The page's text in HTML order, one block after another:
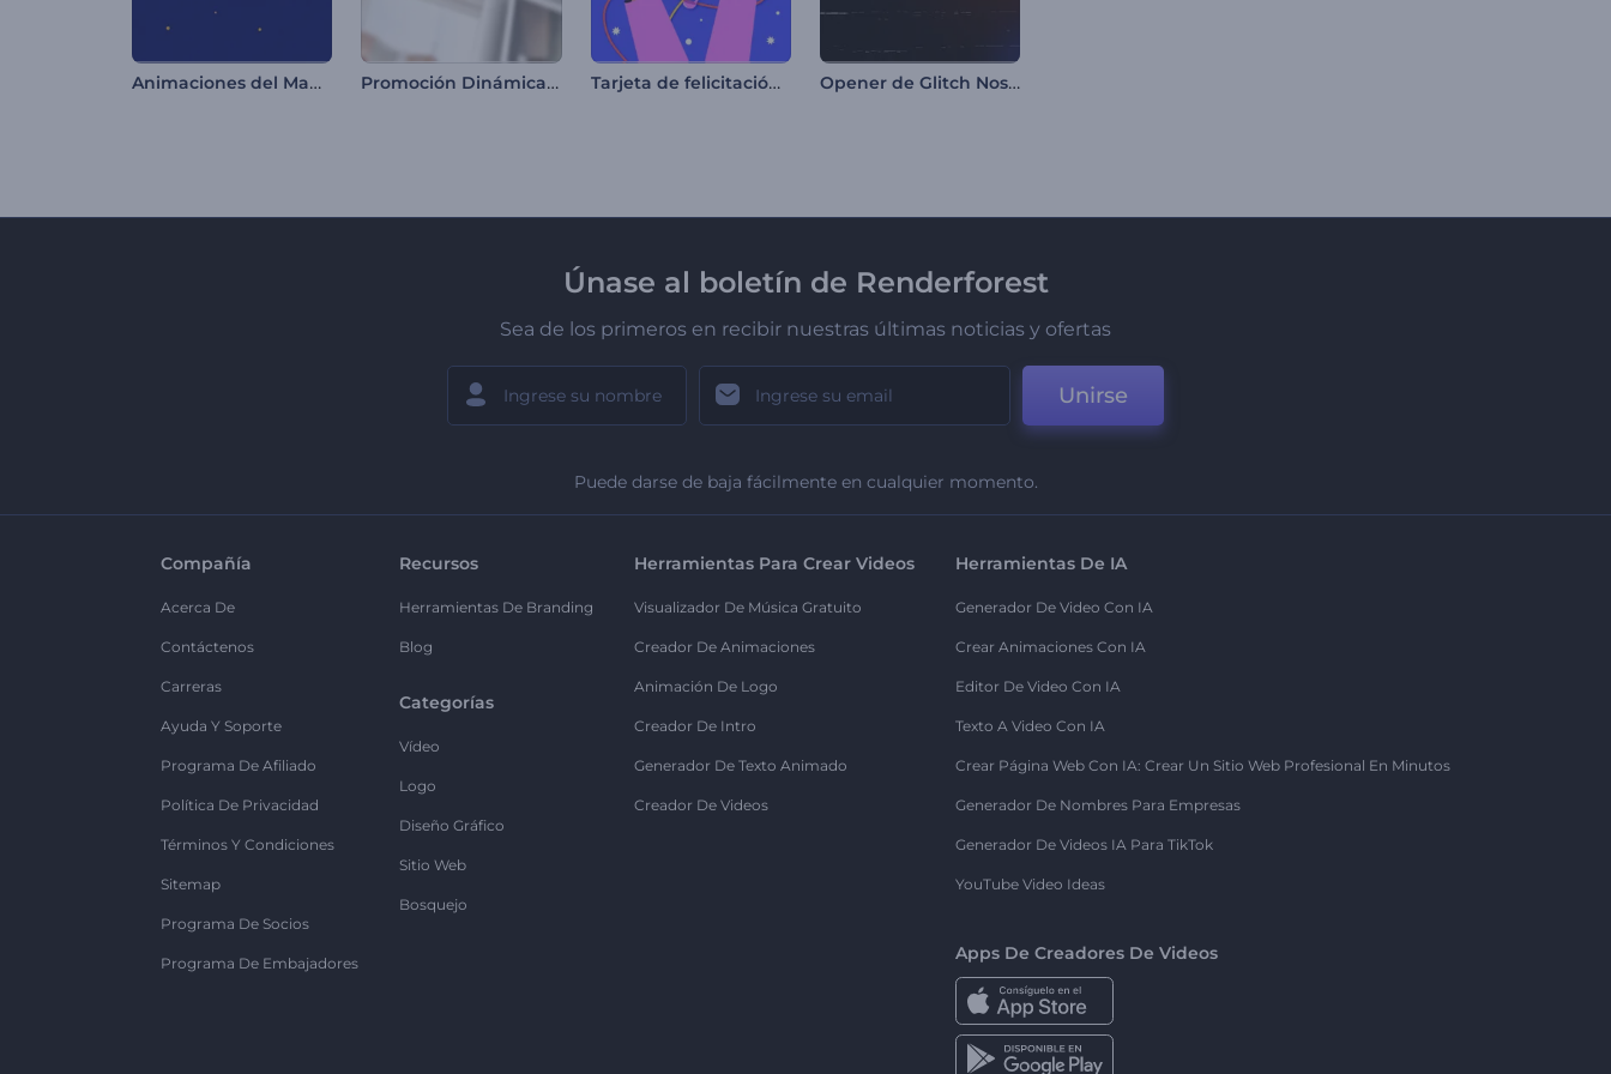
Animaciones del Mawlid Promoción Dinámica de Perfil de Instagram Tarjeta de felicitación del Día del Trabajo Opener de Glitch Nostálgico
Únase al boletín de Renderforest
Sea de los primeros en recibir nuestras últimas noticias y ofertas
Unirse
Puede darse de baja fácilmente en cualquier momento.
Compañía
Acerca De
Contáctenos
Carreras
Ayuda Y Soporte
Programa De Afiliado
Política De Privacidad
Términos Y Condiciones
Sitemap
Programa De Socios
Programa De Embajadores
Recursos
Herramientas De Branding
Blog
Categorías
Vídeo
Logo
Diseño Gráfico
Sitio Web
Bosquejo
Herramientas Para Crear Videos
Visualizador De Música Gratuito
Creador De Animaciones
Animación De Logo
Creador De Intro
Generador De Texto Animado
Creador De Videos
Herramientas De IA
Generador De Video Con IA
Crear Animaciones Con IA
Editor De Video Con IA
Texto A Video Con IA
Crear Página Web Con IA: Crear Un Sitio Web Profesional En Minutos
Generador De Nombres Para Empresas
Generador De Videos IA Para TikTok
YouTube Video Ideas
Apps De Creadores De Videos